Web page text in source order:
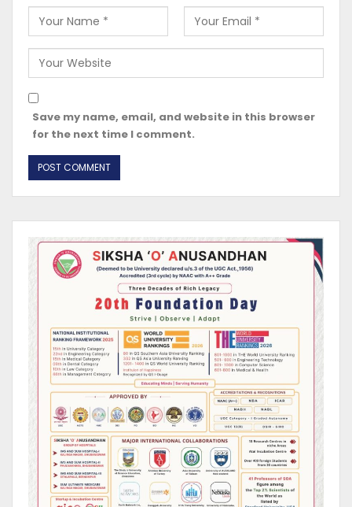
Save my name, email, and website in this browser
for the next time I comment.